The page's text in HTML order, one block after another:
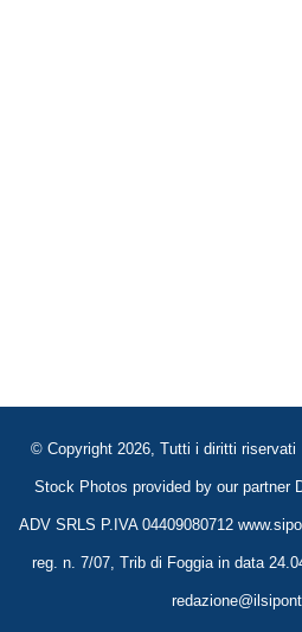
© Copyright 2026, Tutti i diritti
Stock Photos provided by our partner
ADV SRLS P.IVA 04409080712
reg. n. 7/07, Trib di Foggia in data